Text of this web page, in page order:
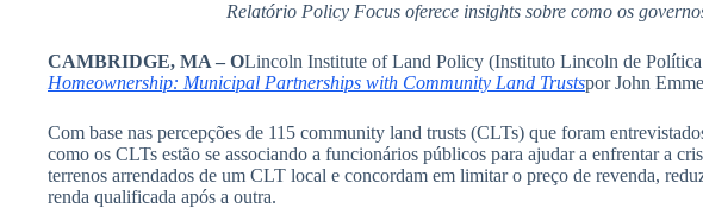
Relatório Policy Focus oferece insights sobre como os
CAMBRIDGE, MA – OLincoln Institute of Land Policy (Instituto Lincoln de
Homeownership: Municipal Partnerships with Community Land Trustspor John
Com base nas percepções de 115 community land trusts (CLTs) que foram
como os CLTs estão se associando a funcionários públicos para ajudar a enfrentar a
terrenos arrendados de um CLT local e concordam em limitar o preço de revenda,
renda qualificada após a outra.